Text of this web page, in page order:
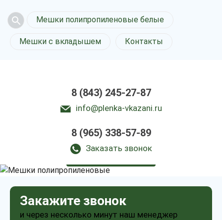
Мешки полипропиленовые белые
Мешки с вкладышем Контакты
8 (843) 245-27-87
info@plenka-vkazani.ru
8 (965) 338-57-89
Заказать звонок
полипропиленовые
в Казани
Закажите звонок
и через несколько минут наш менеджер